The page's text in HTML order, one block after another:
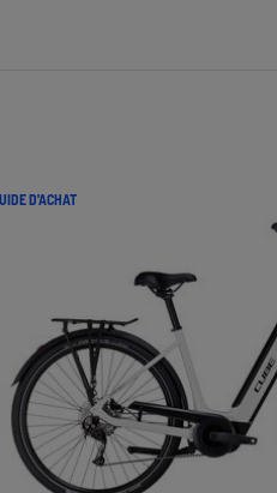
D'ACHAT